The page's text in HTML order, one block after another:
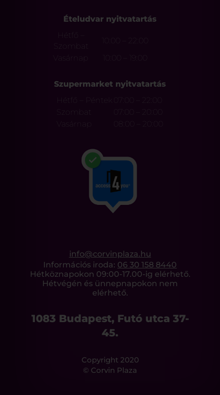
Ételudvar nyitvatartás
Hétfő –
Szombat
Vasárnap
Szupermarket nyitvatartás
Hétfő – Péntek
Szombat
Vasárnap
08:00 – 20:00
info@corvinplaza.hu
Információs iroda: 06 30 158 8440
Hétköznapokon 09:00-17.00-ig elérhető.
Hétvégén és ünnepnapokon nem
elérhető.
1083 Budapest, Futó utca 37-
45.
Copyright 2020
© Corvin Plaza